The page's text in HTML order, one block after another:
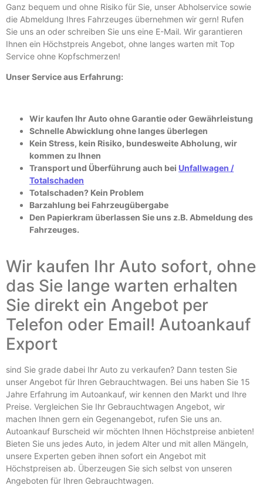
Ganz bequem und ohne Risiko für Sie, unser Abholservice sowie
die Abmeldung Ihres Fahrzeuges übernehmen wir gern! Rufen
Sie uns an oder schreiben Sie uns eine E-Mail. Wir garantieren
Ihnen ein Höchstpreis Angebot, ohne langes warten mit Top
Service ohne Kopfschmerzen!
Unser Service aus Erfahrung:
Wir kaufen Ihr Auto ohne Garantie oder Gewährleistung
Schnelle Abwicklung ohne langes überlegen
Kein Stress, kein Risiko, bundesweite Abholung, wir
kommen zu Ihnen
Transport und Überführung auch bei Unfallwagen /
Totalschaden
Totalschaden? Kein Problem
Barzahlung bei Fahrzeugübergabe
Den Papierkram überlassen Sie uns z.B. Abmeldung des
Fahrzeuges.
Wir kaufen Ihr Auto sofort, ohne
das Sie lange warten erhalten
Sie direkt ein Angebot per
Telefon oder Email! Autoankauf
Export
sind Sie grade dabei Ihr Auto zu verkaufen? Dann testen Sie
unser Angebot für Ihren Gebrauchtwagen. Bei uns haben Sie 15
Jahre Erfahrung im Autoankauf, wir kennen den Markt und Ihre
Preise. Vergleichen Sie Ihr Gebrauchtwagen Angebot, wir
machen Ihnen gern ein Gegenangebot, rufen Sie uns an.
Autoankauf Burscheid wir möchten Ihnen Höchstpreise anbieten!
Bieten Sie uns jedes Auto, in jedem Alter und mit allen Mängeln,
unsere Experten geben ihnen sofort ein Angebot mit
Höchstpreisen ab. Überzeugen Sie sich selbst von unseren
Angeboten für Ihren Gebrauchtwagen.